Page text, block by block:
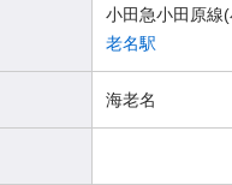
小田急小田原線
老名駅
海老名